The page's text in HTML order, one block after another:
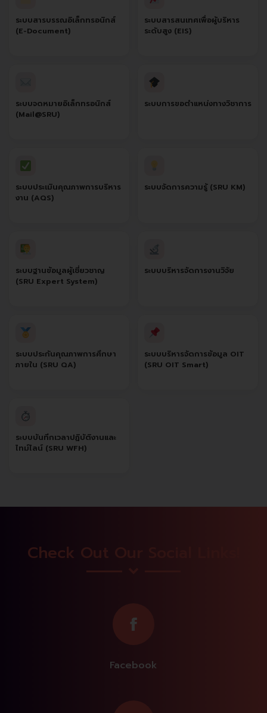
ระบบสารบรรณอิเล็กทรอนิกส์
(E-Document)
ระบบสารสนเทศเพื่อผู้บริหาร
ระดับสูง (EIS)
ระบบจดหมายอิเล็กทรอนิกส์
(Mail@SRU)
ระบบการขอตำแหน่งทางวิชาการ
ระบบประเมินคุณภาพการบริหาร
งาน (AQS)
ระบบจัดการความรู้ (SRU KM)
ระบบฐานข้อมูลผู้เชี่ยวชาญ
(SRU Expert System)
ระบบบริหารจัดการงานวิจัย
ระบบประกันคุณภาพการศึกษา
ภายใน (SRU QA)
ระบบบริหารจัดการข้อมูล OIT
(SRU OIT Smart)
ระบบบันทึกเวลาปฏิบัติงานและ
ไทม์ไลน์ (SRU WFH)
Check Out Our Social Links!
Facebook